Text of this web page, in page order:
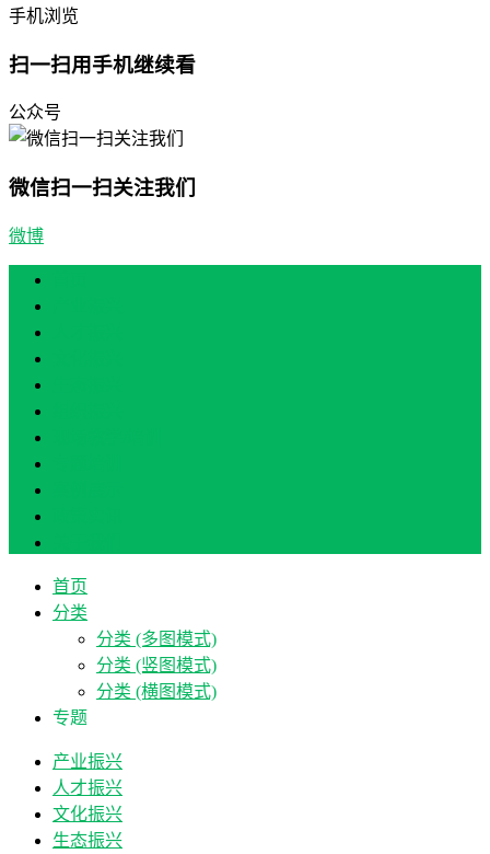
手机浏览
扫一扫用手机继续看
公众号
微信扫一扫关注我们
微博
首页
分类
分类 (多图模式)
分类 (竖图模式)
分类 (横图模式)
专题
产业振兴
人才振兴
文化振兴
生态振兴